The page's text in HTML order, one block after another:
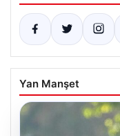
Yan Manşet